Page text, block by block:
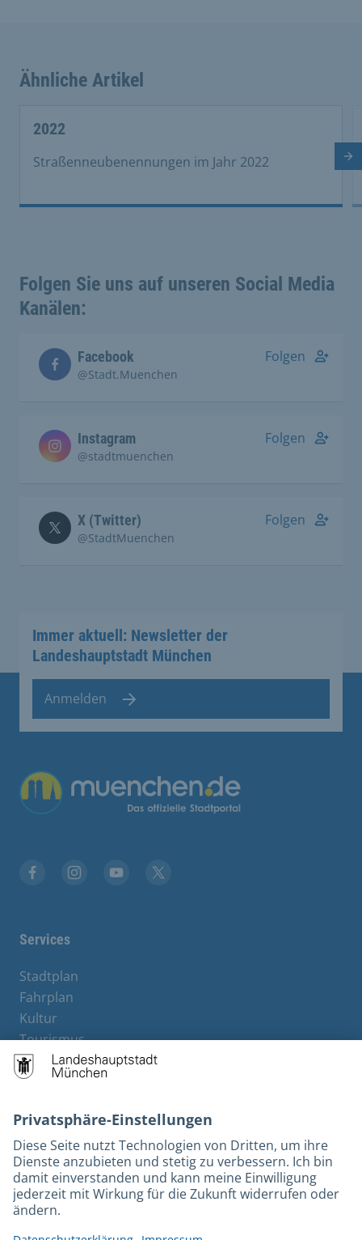
Ähnliche Artikel
2022
Straßenneubenennungen im Jahr 2022
Folgen Sie uns auf unseren Social Media
Kanälen:
Facebook
@Stadt.Muenchen
Folgen
Instagram
@stadtmuenchen
Folgen
X (Twitter)
@StadtMuenchen
Folgen
Immer aktuell: Newsletter der
Landeshauptstadt München
Anmelden
Services
Stadtplan
Fahrplan
Kultur
Tourismus
M-Strom
Bürgerservice
Kontakt
Barrierefreiheit
Leichte Sprache